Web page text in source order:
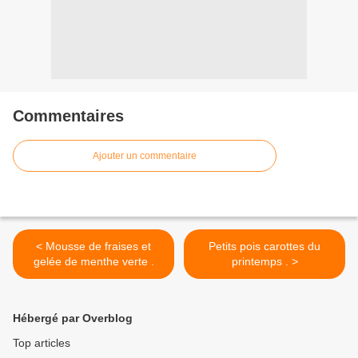
Commentaires
Ajouter un commentaire
< Mousse de fraises et
gelée de menthe verte .
Petits pois carottes du
printemps . >
Hébergé par Overblog
Top articles